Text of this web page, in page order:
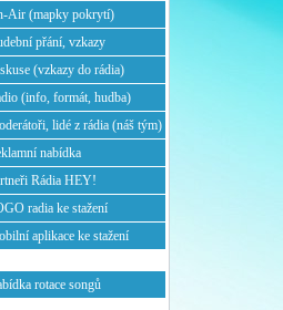
Air (mapky pokrytí)
přání, vzkazy
(vzkazy do rádia)
(info, formát, hudba)
lidé z rádia (náš tým)
nabídka
Rádia HEY!
radia ke stažení
aplikace ke stažení
rotace songů